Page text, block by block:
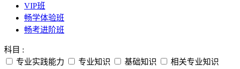
VIP班
畅学体验班
畅考进阶班
科目 :
专业实践能力
专业知识 基础知识
相关专业知识